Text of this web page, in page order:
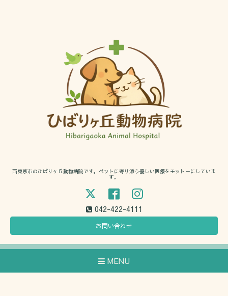
西東京市のひばりヶ丘動物病院です。ペットに寄り添う優しい医療をモットーにしていま
す。
042-422-4111
お問い合わせ
MENU